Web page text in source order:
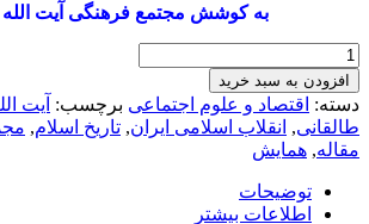
به کوشش مجتمع فرهنگی آیت الله
کتاب
طالقانی
و
زمانۀ
ما
افزودن به سبد خرید
دسته: اقتصاد و علوم اجتماعی برچسب: آیت
طالقانی, انقلاب اسلامی ایران, تاریخ اسلام,
مقاله, همایش
توضیحات
اطلاعات بیشتر